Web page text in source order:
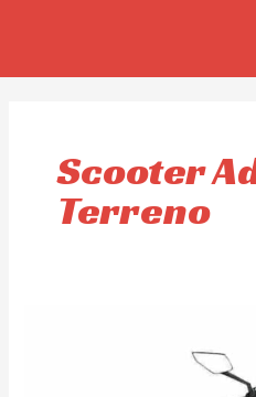
Scooter
Terreno